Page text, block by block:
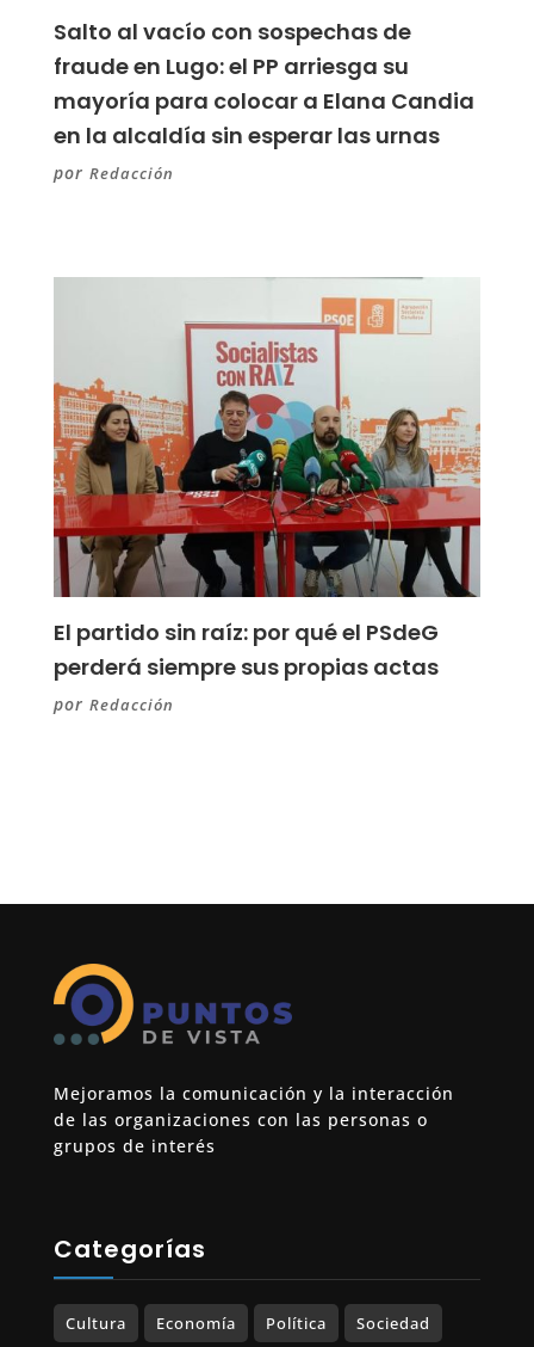
Salto al vacío con sospechas de
fraude en Lugo: el PP arriesga su
mayoría para colocar a Elana Candia
en la alcaldía sin esperar las urnas
por Redacción
El partido sin raíz: por qué el PSdeG
perderá siempre sus propias actas
por Redacción
Mejoramos la comunicación y la interacción
de las organizaciones con las personas o
grupos de interés
Categorías
Cultura Economía Política Sociedad